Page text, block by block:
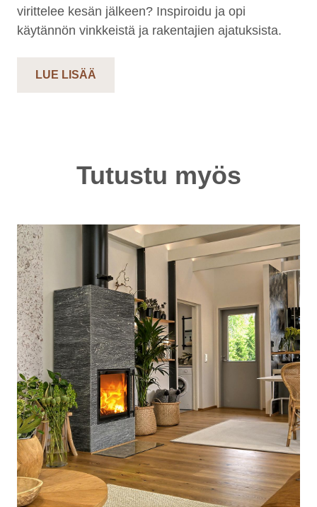
virittelee kesän jälkeen? Inspiroidu ja opi
käytännön vinkkeistä ja rakentajien ajatuksista.
LUE LISÄÄ
Tutustu myös